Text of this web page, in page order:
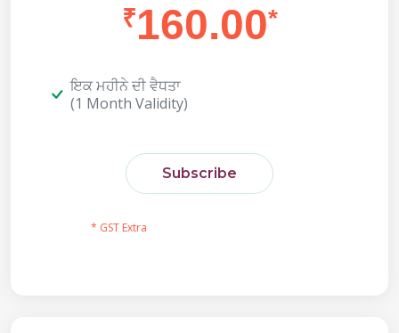
₹160.00*
ਇਕ ਮਹੀਨੇ ਦੀ ਵੈਧਤਾ
(1 Month Validity)
Subscribe
* GST Extra